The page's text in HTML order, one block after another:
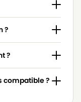
?
?
compatible ?